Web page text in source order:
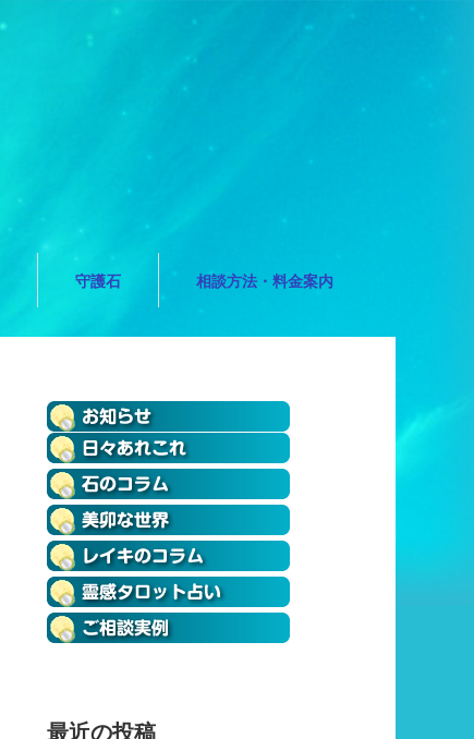
守護石 相談方法・料金案内
最近の投稿